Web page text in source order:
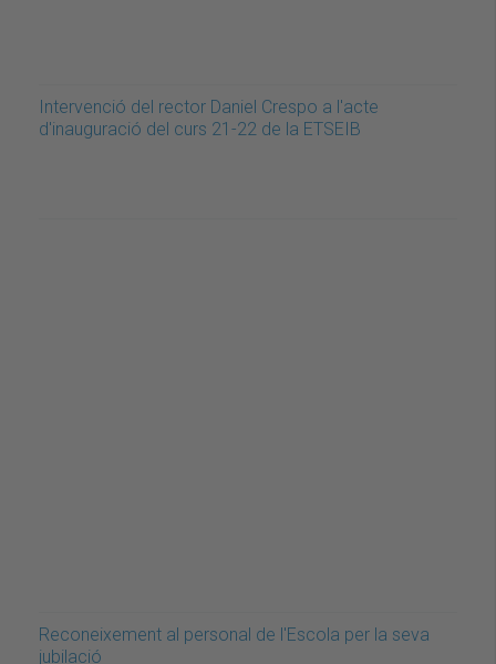
Intervenció del rector Daniel Crespo a l'acte
d'inauguració del curs 21-22 de la ETSEIB
Reconeixement al personal de l'Escola per la seva
jubilació